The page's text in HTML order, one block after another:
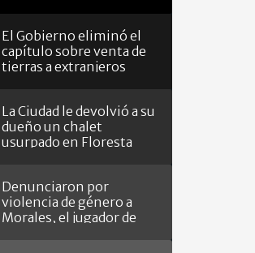
El Gobierno eliminó el
capítulo sobre venta de
tierras a extranjeros
La Ciudad le devolvió a su
dueño un chalet
usurpado en Floresta
Denunciaron por
violencia de género a
Morales, el jugador de